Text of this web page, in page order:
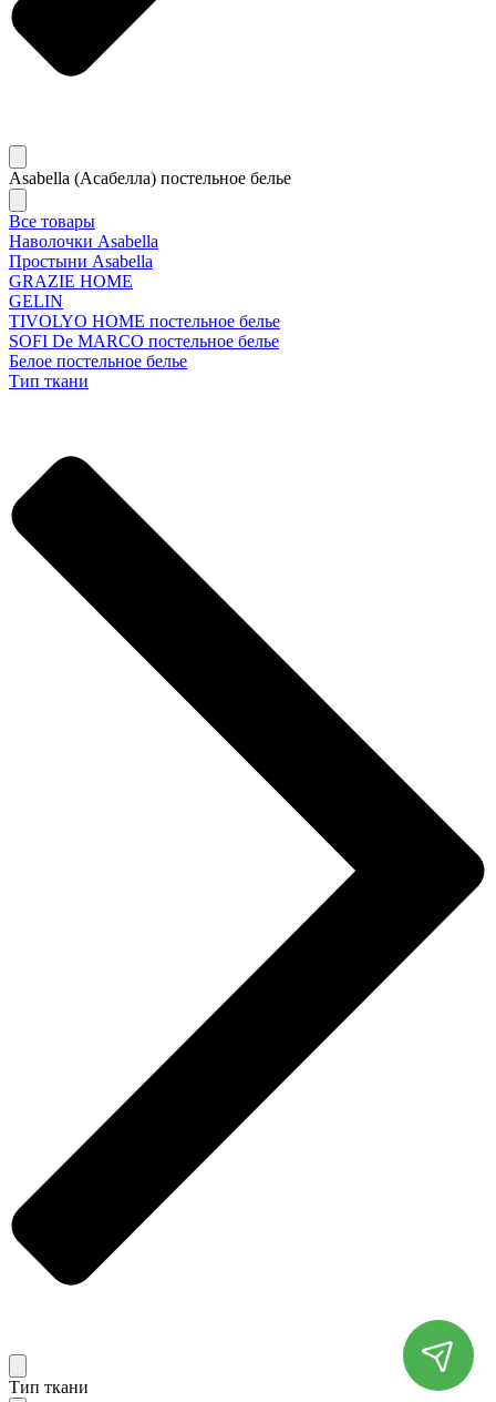
Asabella (Асабелла) постельное белье
Все товары
Наволочки Asabella
Простыни Asabella
GRAZIE HOME
GELIN
TIVOLYO HOME постельное белье
SOFI De MARCO постельное белье
Белое постельное белье
Тип ткани
Тип ткани